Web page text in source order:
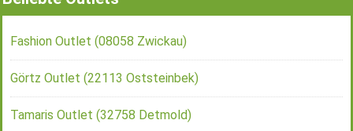
Fashion Outlet (08058 Zwickau)
Görtz Outlet (22113 Oststeinbek)
Tamaris Outlet (32758 Detmold)